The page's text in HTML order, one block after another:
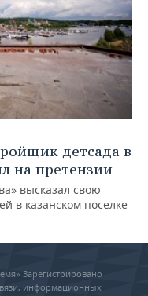
детсада в
на претензии
высказал свою
в казанском поселке
Зарегистрировано
информационных